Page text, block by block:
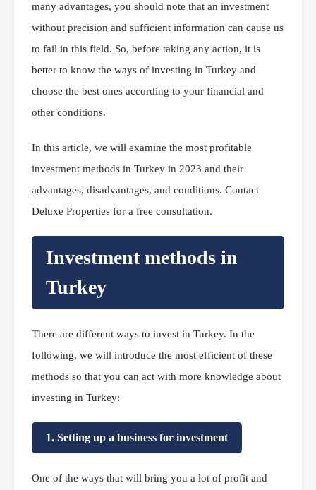
many advantages, you should note that an investment
without precision and sufficient information can cause us
to fail in this field. So, before taking any action, it is
better to know the ways of investing in Turkey and
choose the best ones according to your financial and
other conditions.
In this article, we will examine the most profitable
investment methods in Turkey in 2023 and their
advantages, disadvantages, and conditions. Contact
Deluxe Properties for a free consultation.
Investment methods in
Turkey
There are different ways to invest in Turkey. In the
following, we will introduce the most efficient of these
methods so that you can act with more knowledge about
investing in Turkey:
1. Setting up a business for investment
One of the ways that will bring you a lot of profit and